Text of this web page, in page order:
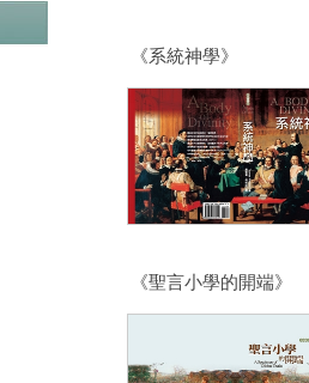
《系統神學》
《聖言小學的開端》